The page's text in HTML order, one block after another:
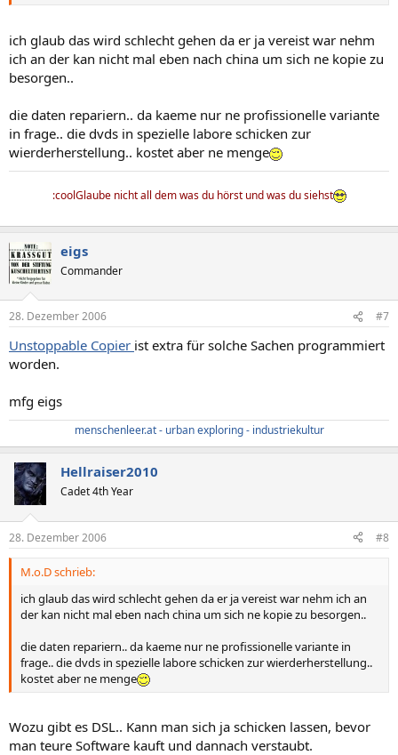
ich glaub das wird schlecht gehen da er ja vereist war nehm
ich an der kan nicht mal eben nach china um sich ne kopie zu
besorgen..
die daten repariern.. da kaeme nur ne profissionelle variante
in frage.. die dvds in spezielle labore schicken zur
wierderherstellung.. kostet aber ne menge
:coolGlaube nicht all dem was du hörst und was du siehst
eigs
Commander
28. Dezember 2006 #7
Unstoppable Copier ist extra für solche Sachen programmiert
worden.
mfg eigs
menschenleer.at - urban exploring - industriekultur
Hellraiser2010
Cadet 4th Year
28. Dezember 2006 #8
M.o.D schrieb:
ich glaub das wird schlecht gehen da er ja vereist war nehm ich an
der kan nicht mal eben nach china um sich ne kopie zu besorgen..
die daten repariern.. da kaeme nur ne profissionelle variante in
frage.. die dvds in spezielle labore schicken zur wierderherstellung..
kostet aber ne menge
Wozu gibt es DSL.. Kann man sich ja schicken lassen, bevor
man teure Software kauft und dannach verstaubt.